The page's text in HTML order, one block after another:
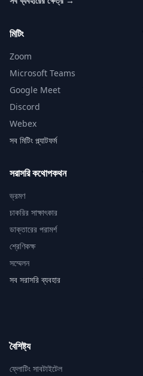
মিটিং
Zoom
Microsoft Teams
Google Meet
Discord
Webex
সব মিটিং প্ল্যাটফর্ম
সরাসরি কথোপকথন
ভ্রমণ
চাকরির সাক্ষাৎকার
ডাক্তারের পরামর্শ
শ্রেণিকক্ষ
সম্মেলন
সব সরাসরি ব্যবহার
বৈশিষ্ট্য
ফ্লোটিং সাবটাইটেল